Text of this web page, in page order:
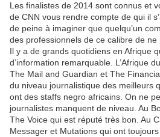
Les finalistes de 2014 sont connus et
de CNN vous rendre compte de qui il
de peine à imaginer que quelqu’un
des professionnels de ce calibre de ne
Il y a de grands quotidiens en Afrique
d’information remarquable. L’Afrique
The Mail and Guardian et The
du niveau journalistique des meilleurs
ont des staffs negro africains. On ne
journalistes manquent de niveau. Au
The Voice qui est réputé très bon. Au
Messager et Mutations qui ont